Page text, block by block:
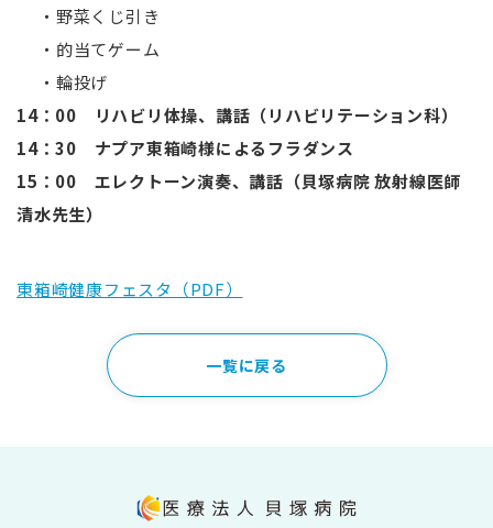
・野菜くじ引き
・的当てゲーム
・輪投げ
14：00 リハビリ体操、講話（リハビリテーション科）
14：30 ナプア東箱崎様によるフラダンス
15：00 エレクトーン演奏、講話（貝塚病院 放射線医師
清水先生）
東箱崎健康フェスタ（PDF）
一覧に戻る